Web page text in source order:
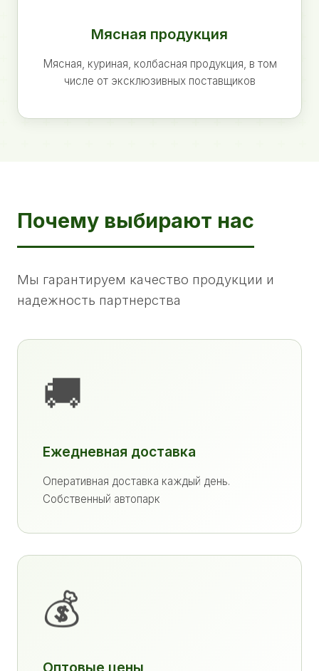
Мясная продукция
Мясная, куриная, колбасная продукция, в том
числе от эксклюзивных поставщиков
Почему выбирают нас
Мы гарантируем качество продукции и
надежность партнерства
🚚
Ежедневная доставка
Оперативная доставка каждый день.
Собственный автопарк
💰
Оптовые цены